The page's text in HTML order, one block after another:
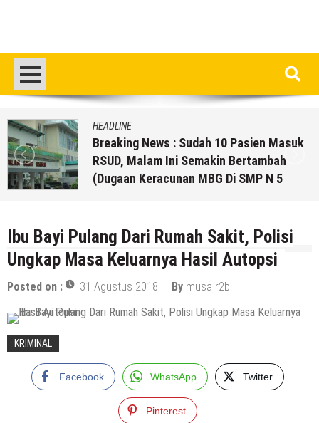
HEADLINE
Breaking News : Sudah 10 Pasien Masuk
RSUD, Malam Ini Semakin Bertambah
(Dugaan Keracunan MBG Di SMP N 5
Ibu Bayi Pulang Dari Rumah Sakit, Polisi
Ungkap Masa Keluarnya Hasil Autopsi
Posted on : 31 Agustus 2018 By musa r2b
KRIMINAL
Facebook WhatsApp Twitter
Pinterest